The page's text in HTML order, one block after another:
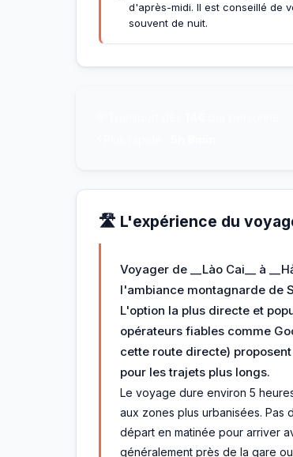
d'après-midi. Il est conseillé de
souvent de nuit.
🛣️ L'expérience du
Voyager de __Lào Cai__ à
l'ambiance montagnarde de
L'option la plus directe et
opérateurs fiables comme
cette route directe)
pour les trajets plus longs.
Le voyage dure environ 5
aux zones plus urbanisées. Pas
départ en matinée pour arriver
généralement près de la gare